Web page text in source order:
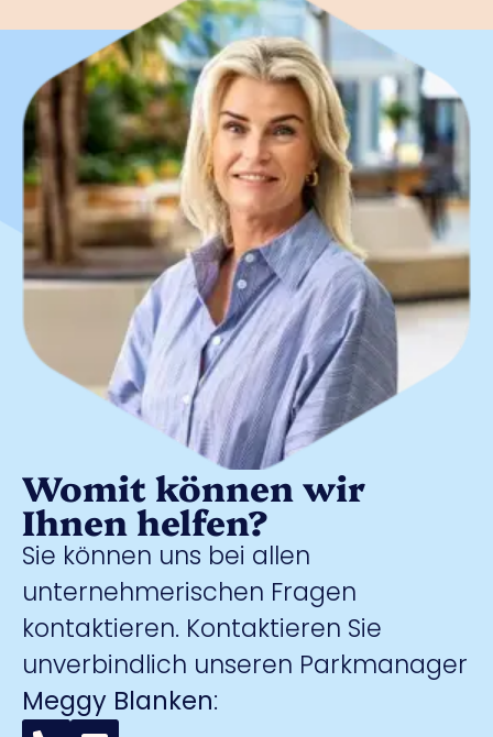
Womit können wir
Ihnen helfen?
Sie können uns bei allen
unternehmerischen Fragen
kontaktieren. Kontaktieren Sie
unverbindlich unseren Parkmanager
Meggy Blanken: